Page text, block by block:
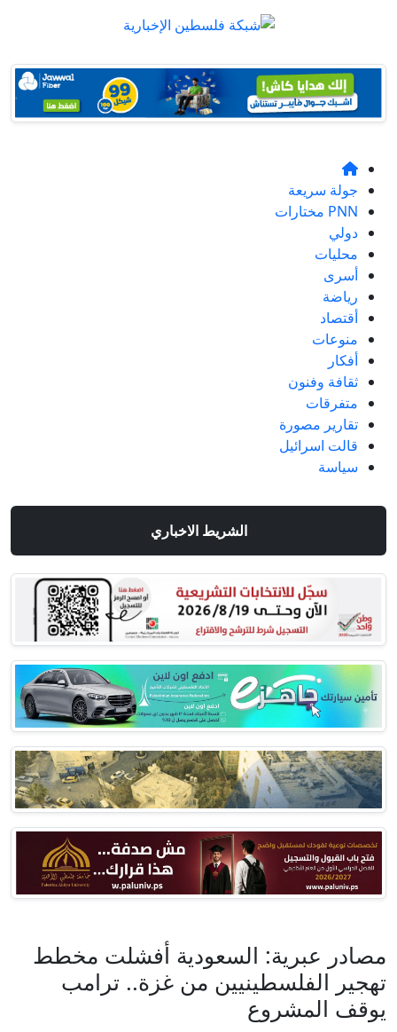
جولة سريعة
PNN مختارات
دولي
محليات
أسرى
رياضة
أقتصاد
منوعات
أفكار
ثقافة وفنون
متفرقات
تقارير مصورة
قالت اسرائيل
سياسة
الشريط الاخباري
مصادر عبرية: السعودية أفشلت مخطط
تهجير الفلسطينيين من غزة.. ترامب
يوقف المشروع